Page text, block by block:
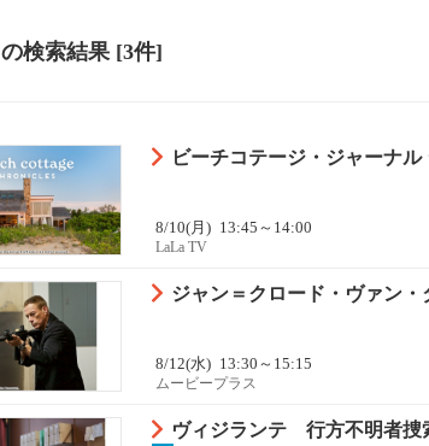
の検索結果 [3件]
ビーチコテージ・ジャーナル
8/10(月) 13:45～14:00
LaLa TV
ジャン＝クロード・ヴァン
8/12(水) 13:30～15:15
ムービープラス
ヴィジランテ 行方不明者捜